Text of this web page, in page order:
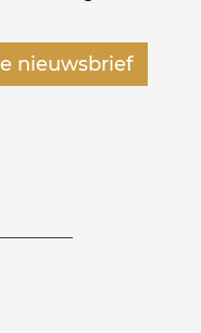
nieuwsbrief